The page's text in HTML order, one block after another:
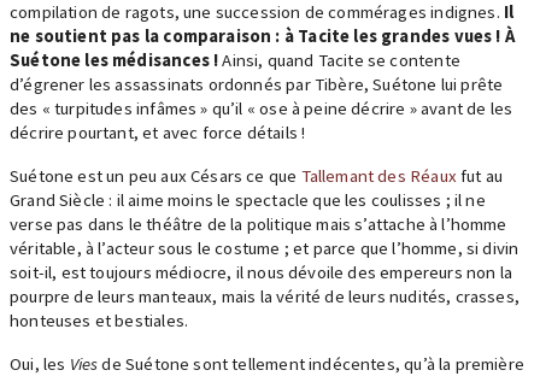
compilation de ragots, une succession de commérages indignes. Il
ne soutient pas la comparaison : à Tacite les grandes vues ! À
Suétone les médisances !Ainsi, quand Tacite se contente
d’égrener les assassinats ordonnés par Tibère, Suétone lui prête
des « turpitudes infâmes » qu’il « ose à peine décrire » avant de les
décrire pourtant, et avec force détails !
Suétone est un peu aux Césars ce que Tallemant des Réaux fut au
Grand Siècle : il aime moins le spectacle que les coulisses ; il ne
verse pas dans le théâtre de la politique mais s’attache à l’homme
véritable, à l’acteur sous le costume ; et parce que l’homme, si divin
soit-il, est toujours médiocre, il nous dévoile des empereurs non la
pourpre de leurs manteaux, mais la vérité de leurs nudités, crasses,
honteuses et bestiales.
Oui, les Viesde Suétone sont tellement indécentes, qu’à la première